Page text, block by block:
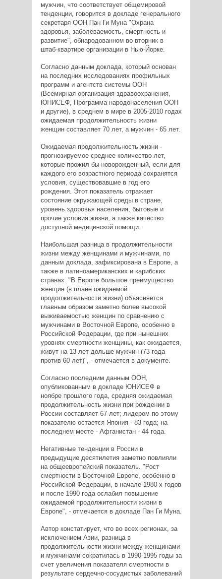
мужчин, что соответствует общемировой
тенденции, говорится в докладе генерального
секретаря ООН Пан Ги Муна "Охрана
здоровья, заболеваемость, смертность и
развитие", обнародованном во вторник в
штаб-квартире организации в Нью-Йорке.
Согласно данным доклада, который основан
на последних исследованиях профильных
программ и агентств системы ООН
(Всемирная организация здравоохранения,
ЮНИСЕФ, Программа народонаселения ООН
и другие), в среднем в мире в 2005-2010 годах
ожидаемая продолжительность жизни
женщин составляет 70 лет, а мужчин - 65 лет.
Ожидаемая продолжительность жизни -
прогнозируемое среднее количество лет,
которые прожил бы новорожденный, если для
каждого его возрастного периода сохранятся
условия, существовавшие в год его
рождения. Этот показатель отражает
состояние окружающей среды в стране,
уровень здоровья населения, бытовые и
прочие условия жизни, а также качество
доступной медицинской помощи.
Наибольшая разница в продолжительности
жизни между женщинами и мужчинами, по
данным доклада, зафиксирована в Европе, а
также в латиноамериканских и карибских
странах. "В Европе большое преимущество
женщин (в плане ожидаемой
продолжительности жизни) объясняется
главным образом заметно более высокой
выживаемостью женщин по сравнению с
мужчинами в Восточной Европе, особенно в
Российской Федерации, где при нынешних
уровнях смертности женщины, как ожидается,
живут на 13 лет дольше мужчин (73 года
против 60 лет)", - отмечается в документе.
Согласно последним данным ООН,
опубликованным в докладе ЮНИСЕФ в
ноябре прошлого года, средняя ожидаемая
продолжительность жизни при рождении в
России составляет 67 лет; лидером по этому
показателю остается Япония - 83 года; на
последнем месте - Афганистан - 44 года.
Негативные тенденции в России в
предыдущие десятилетия заметно повлияли
на общеевропейский показатель. "Рост
смертности в Восточной Европе, особенно в
Российской Федерации, в начале 1980-х годов
и после 1990 года ослабил повышение
ожидаемой продолжительности жизни в
Европе", - отмечается в докладе Пан Ги Муна.
Автор констатирует, что во всех регионах, за
исключением Азии, разница в
продолжительности жизни между женщинами
и мужчинами сократилась в 1990-1995 годы за
счет увеличения показателя смертности в
результате сердечно-сосудистых заболеваний